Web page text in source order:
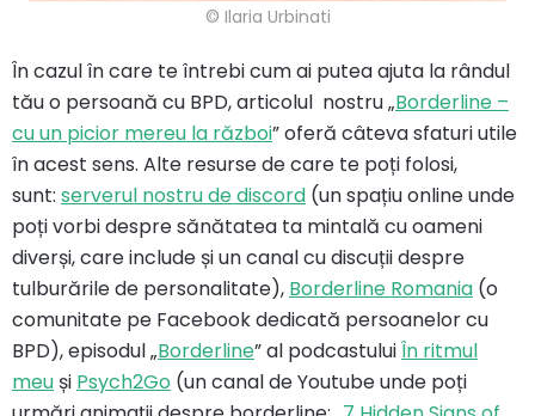
© Ilaria Urbinati
În cazul în care te întrebi cum ai putea ajuta la rândul
tău o persoană cu BPD, articolul nostru „Borderline –
cu un picior mereu la război” oferă câteva sfaturi utile
în acest sens. Alte resurse de care te poți folosi,
sunt: serverul nostru de discord (un spațiu online unde
poți vorbi despre sănătatea ta mintală cu oameni
diverși, care include și un canal cu discuții despre
tulburările de personalitate), Borderline Romania (o
comunitate pe Facebook dedicată persoanelor cu
BPD), episodul „Borderline” al podcastuluiÎn ritmul
meu și Psych2Go (un canal de Youtube unde poți